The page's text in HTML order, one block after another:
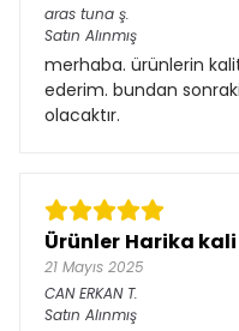
aras tuna ş.
Satın Alınmış
merhaba. ürünlerin
ederim. bundan
olacaktır.
Ürünler Harika
21 Mayıs 2025
CAN ERKAN T.
Satın Alınmış